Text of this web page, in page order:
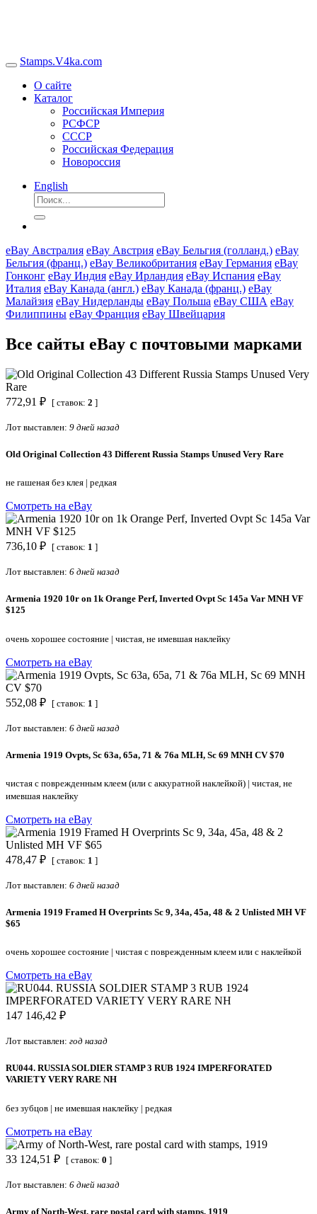
Stamps.V4ka.com
О сайте
Каталог
Российская Империя
РСФСР
СССР
Российская Федерация
Новороссия
English
eBay Австралия eBay Австрия eBay Бельгия (голланд.) eBay
Бельгия (франц.) eBay Великобритания eBay Германия eBay
Гонконг eBay Индия eBay Ирландия eBay Испания eBay
Италия eBay Канада (англ.) eBay Канада (франц.) eBay
Малайзия eBay Нидерланды eBay Польша eBay США eBay
Филиппины eBay Франция eBay Швейцария
Все сайты eBay с почтовыми марками
772,91 ₽ [ ставок: 2 ]
Лот выставлен: 9 дней назад
Old Original Collection 43 Different Russia Stamps Unused Very Rare
не гашеная без клея | редкая
Смотреть на eBay
736,10 ₽ [ ставок: 1 ]
Лот выставлен: 6 дней назад
Armenia 1920 10r on 1k Orange Perf, Inverted Ovpt Sc 145a Var MNH VF
$125
очень хорошее состояние | чистая, не имевшая наклейку
Смотреть на eBay
552,08 ₽ [ ставок: 1 ]
Лот выставлен: 6 дней назад
Armenia 1919 Ovpts, Sc 63a, 65a, 71 & 76a MLH, Sc 69 MNH CV $70
чистая с поврежденным клеем (или с аккуратной наклейкой) | чистая, не
имевшая наклейку
Смотреть на eBay
478,47 ₽ [ ставок: 1 ]
Лот выставлен: 6 дней назад
Armenia 1919 Framed H Overprints Sc 9, 34a, 45a, 48 & 2 Unlisted MH VF
$65
очень хорошее состояние | чистая с поврежденным клеем или с наклейкой
Смотреть на eBay
147 146,42 ₽
Лот выставлен: год назад
RU044. RUSSIA SOLDIER STAMP 3 RUB 1924 IMPERFORATED
VARIETY VERY RARE NH
без зубцов | не имевшая наклейку | редкая
Смотреть на eBay
33 124,51 ₽ [ ставок: 0 ]
Лот выставлен: 6 дней назад
Army of North-West, rare postal card with stamps, 1919